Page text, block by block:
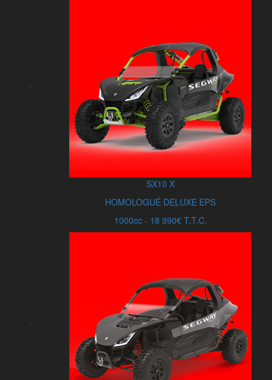
SX10 X
HOMOLOGUÉ DELUXE EPS
1000cc - 18 990€ T.T.C.